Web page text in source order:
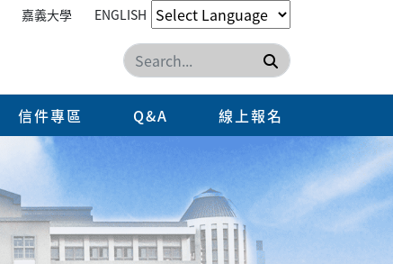
嘉義大學 ENGLISH
搜尋
信件專區 Q&A 線上報名